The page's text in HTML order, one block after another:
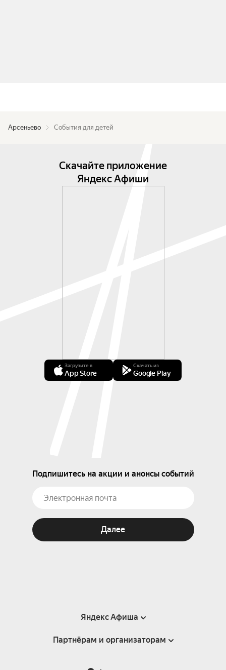
Арсеньево События для детей
Скачайте приложение
Яндекс Афиши
Загрузите в
App Store
Скачать из
Google Play
Подпишитесь на акции и анонсы событий
Далее
Яндекс Афиша
Справка
Партнёрам и организаторам